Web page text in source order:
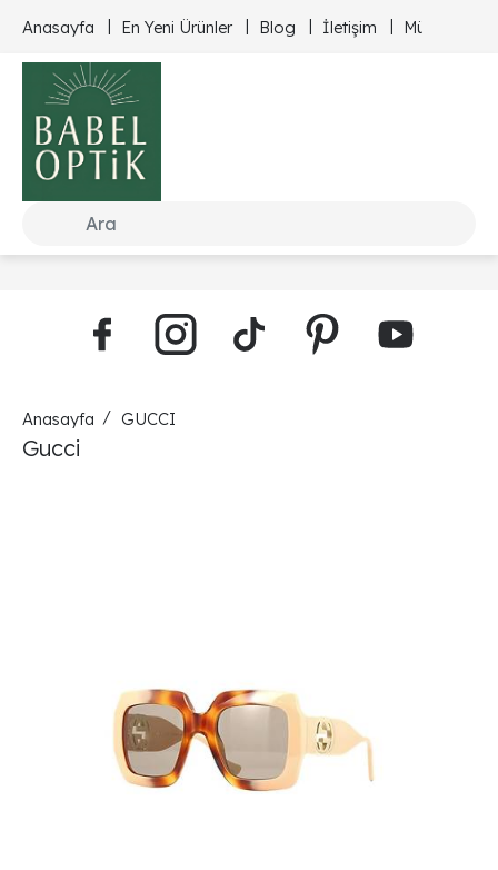
Anasayfa En Yeni Ürünler Blog İletişim Müşteri
Anasayfa GUCCI
Gucci